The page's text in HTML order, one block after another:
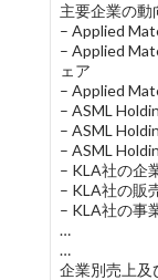
主要企業の動
– Applied
– Applied
ェア
– Applied
– ASML
– ASML
– ASML
– KLA社の企
– KLA社の販
– KLA社の事
…
…
企業別売上及